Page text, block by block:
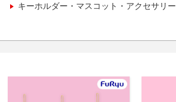
キーホルダー・マスコット・アクセサリー